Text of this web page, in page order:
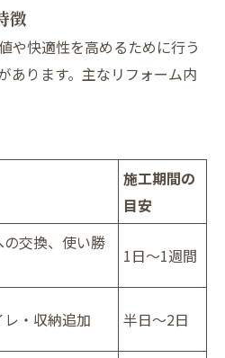
徴
や快適性を高めるために行う
あります。主なリフォーム内
施工期間の
目安
交換、使い勝
1日～1週間
・収納追加 半日～2日